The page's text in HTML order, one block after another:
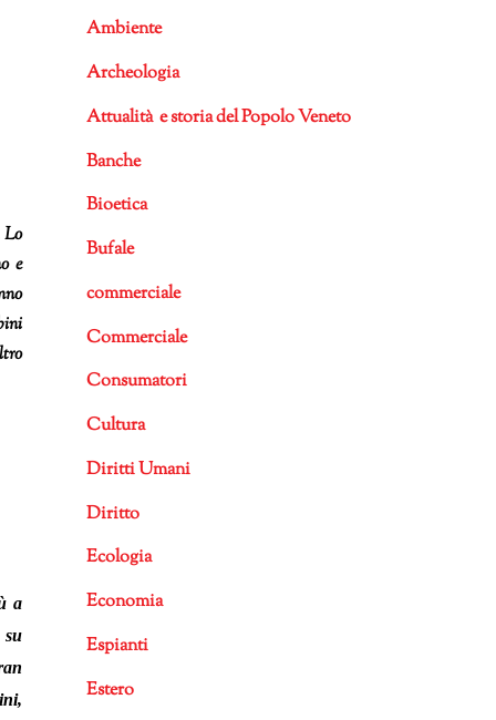
Lo
e
a
su
Ambiente
Archeologia
Attualità e storia del Popolo Veneto
Banche
Bioetica
Bufale
commerciale
Commerciale
Consumatori
Cultura
Diritti Umani
Diritto
Ecologia
Economia
Espianti
Estero